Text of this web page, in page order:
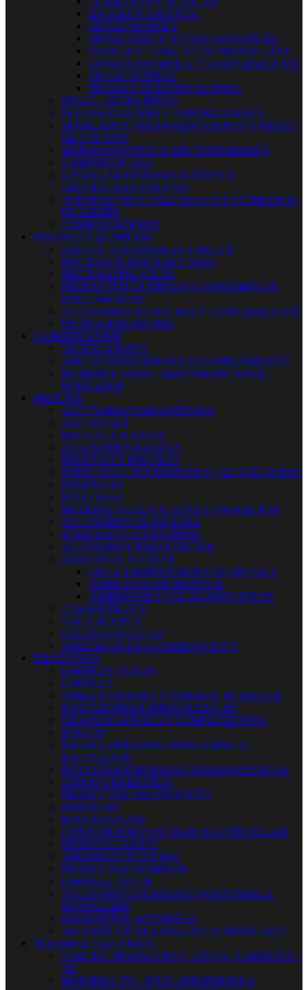
BAULES Y ARCONES
MESAS MADERA
MOBILIARIO Y JUEGOS INFANTILES
FUNDAS Y LONETAS DE PROTECCIÓN
CONJUNTOS METAL Y COMPLEMENTOS
MESAS RESINAS
SILLAS Y SILLONES RESINAS
RIEGO - MICRO RIEGO
PULVERIZADORES Y VAPORIZADORES
SEMILLEROS MINIINVERNADEROS Y MESAS
DE CULTIVO
MATAMOSQUITOS Y AHUYENTADORES
CAMPING-PLAYA
LÁMINA ANTIHIERBA MANTAS Y
GEOTÉXTILES CULTIVO
TERMOMETROS VELETAS Y PLUVIÓMETROS
DE JARDÍN
COMPOSTADORES
PISCINAS Y QUIMICOS
JUEGOS - HINCHABLES Y RELAX
PISCINAS SUPERFICIE Y SPAS
PISCINAS INFLABLES
PRODUCTOS QUIMICOS Y CONSUMIBLES
PARA PISCINAS
ACCESORIOS DE PISCINA Y COMPLEMENTOS
FILTRACION PISCINA
CLIMATIZACION
VENTILADORES
AIRE ACONDICIONADO Y COMPLEMENTOS
HUMIDIFICADOR - DESUMIDIFICADOR -
IONIZADOR
PINTURA
ACCESORIOS PARA PINTURA
AGUAPLAST
PINTURA EN SPRAY
ACCESORIOS BASICOS
BROCHAS Y PINCELES
PAPEL LIJA + ACCESORIOS Y LANA DE ACERO
ESPATULAS
PALETINAS
MASKING TAKE Y PLASTICO PROTECTOR
ACCESORIOS DE PINTURA
RODILLOS Y ACCESORIOS
ACCESORIOS PARA EFECTOS
ADHESIVOS Y COLAS
COLA TERMOFUSION CON PISTOLA
ADHESIVOS DE MONTAJE
ADHESIVOS Y COLAS ESPECIFICOS
CYANOCRILATO
COLA BLANCA
COLAS CONTACTO
ADHESIVOS DE 2 COMPONENTES
DROGUERIA
LIMPIEZA VILEDA
LIMPIEZA
AMBIENTADORES Y ABSORBE HUMEDAD
RASCADORES-LIMPIACRISTALES
DESATASCADORES Y COMPLEMENTOS
ROLLOS
ESCOBA-FREGONA-MOPA-CEPILLO-
RECOGEDOR
BAYETAS-ESTROPAJOS-TRAPOS-ESPONJAS
CUBOS Y BARREÑOS
PRODUCTOS ABSORBENTES
EMBALAJE
BOLSAS-SACOS
CONTENEDORES DE BASURA Y RECICLAJE
DESINFECTANTES
AMONIACO ACETONA
PRODUCTOS QUIMICOS
LIMPIEZA TEXTIL
ACCESORIOS SANITARIO INDUSTRIAL Y
HOSTELERIA
DISOLVENTE-AGUARRAS
ALCOHOL DE QUEMAR-AGUA DESTILADA
MATERIAL ELECTRICO
CABLES - MANGUERAS - LINEA - CARRETES -
TV
MATERIAL TV - TELF - INFORMATICA